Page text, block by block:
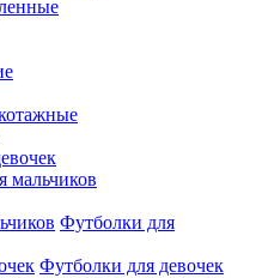
мальчиков
Футболки для
Футболки для девочек